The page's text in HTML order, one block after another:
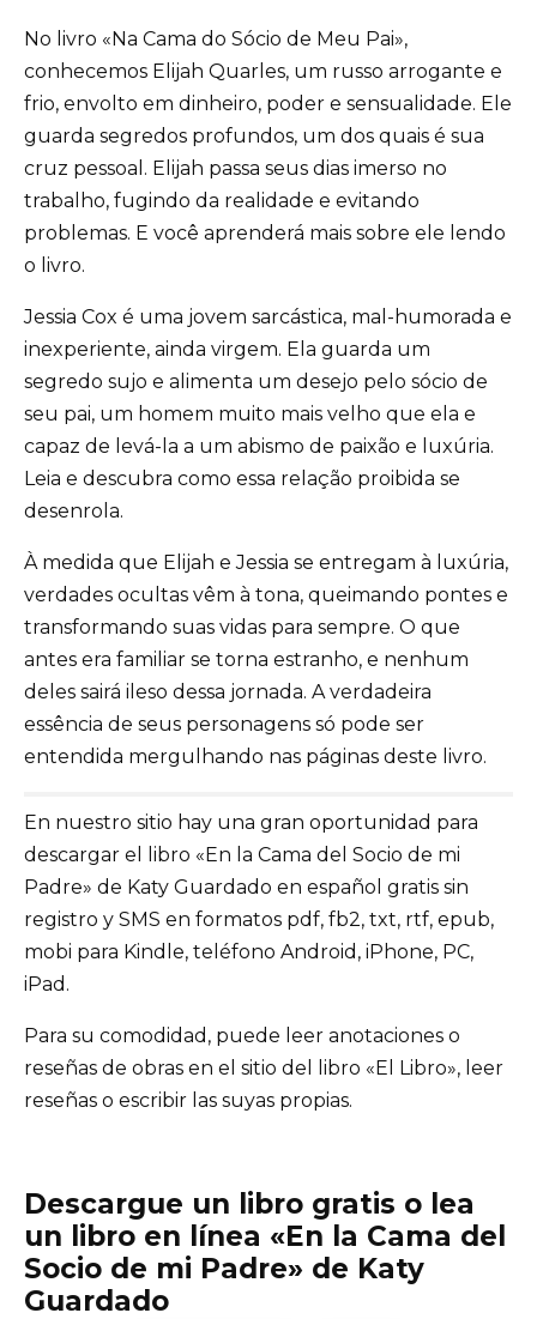
No livro «Na Cama do Sócio de Meu Pai»,
conhecemos Elijah Quarles, um russo arrogante e
frio, envolto em dinheiro, poder e sensualidade. Ele
guarda segredos profundos, um dos quais é sua
cruz pessoal. Elijah passa seus dias imerso no
trabalho, fugindo da realidade e evitando
problemas. E você aprenderá mais sobre ele lendo
o livro.
Jessia Cox é uma jovem sarcástica, mal-humorada e
inexperiente, ainda virgem. Ela guarda um
segredo sujo e alimenta um desejo pelo sócio de
seu pai, um homem muito mais velho que ela e
capaz de levá-la a um abismo de paixão e luxúria.
Leia e descubra como essa relação proibida se
desenrola.
À medida que Elijah e Jessia se entregam à luxúria,
verdades ocultas vêm à tona, queimando pontes e
transformando suas vidas para sempre. O que
antes era familiar se torna estranho, e nenhum
deles sairá ileso dessa jornada. A verdadeira
essência de seus personagens só pode ser
entendida mergulhando nas páginas deste livro.
En nuestro sitio hay una gran oportunidad para
descargar el libro «En la Cama del Socio de mi
Padre» de Katy Guardado en español gratis sin
registro y SMS en formatos pdf, fb2, txt, rtf, epub,
mobi para Kindle, teléfono Android, iPhone, PC,
iPad.
Para su comodidad, puede leer anotaciones o
reseñas de obras en el sitio del libro «El Libro», leer
reseñas o escribir las suyas propias.
Descargue un libro gratis o lea
un libro en línea «En la Cama del
Socio de mi Padre» de Katy
Guardado